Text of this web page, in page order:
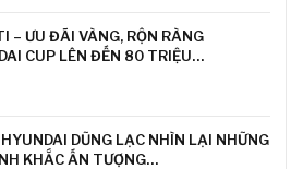
– ƯU ĐÃI VÀNG, RỘN RÀNG
CUP LÊN ĐẾN 80 TRIỆU…
DŨNG LẠC NHÌN LẠI NHỮNG
KHẮC ẤN TƯỢNG…